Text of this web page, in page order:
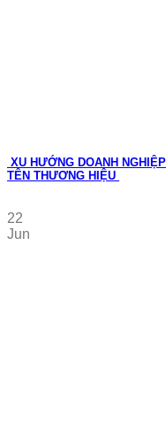
XU HƯỚNG DOANH
TÊN THƯƠNG HIỆU
22
Jun